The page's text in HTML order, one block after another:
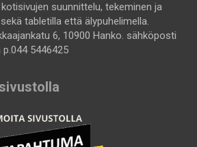
suunnittelu, tekeminen ja
tabletilla että älypuhelimella.
6, 10900 Hanko. sähköposti
5446425